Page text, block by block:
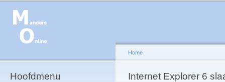
Hoofdmenu U bent hier
Home
Internet Explorer 6